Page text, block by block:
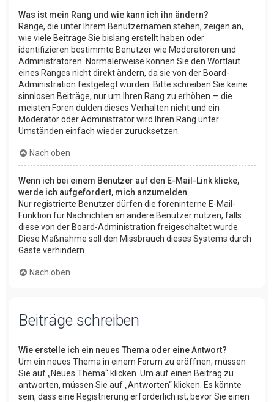
Was ist mein Rang und wie kann ich ihn ändern?
Ränge, die unter Ihrem Benutzernamen stehen, zeigen an,
wie viele Beiträge Sie bislang erstellt haben oder
identifizieren bestimmte Benutzer wie Moderatoren und
Administratoren. Normalerweise können Sie den Wortlaut
eines Ranges nicht direkt ändern, da sie von der Board-
Administration festgelegt wurden. Bitte schreiben Sie keine
sinnlosen Beiträge, nur um Ihren Rang zu erhöhen — die
meisten Foren dulden dieses Verhalten nicht und ein
Moderator oder Administrator wird Ihren Rang unter
Umständen einfach wieder zurücksetzen.
Nach oben
Wenn ich bei einem Benutzer auf den E-Mail-Link klicke,
werde ich aufgefordert, mich anzumelden.
Nur registrierte Benutzer dürfen die foreninterne E-Mail-
Funktion für Nachrichten an andere Benutzer nutzen, falls
diese von der Board-Administration freigeschaltet wurde.
Diese Maßnahme soll den Missbrauch dieses Systems durch
Gäste verhindern.
Nach oben
Beiträge schreiben
Wie erstelle ich ein neues Thema oder eine Antwort?
Um ein neues Thema in einem Forum zu eröffnen, müssen
Sie auf „Neues Thema“ klicken. Um auf einen Beitrag zu
antworten, müssen Sie auf „Antworten“ klicken. Es könnte
sein, dass eine Registrierung erforderlich ist, bevor Sie einen